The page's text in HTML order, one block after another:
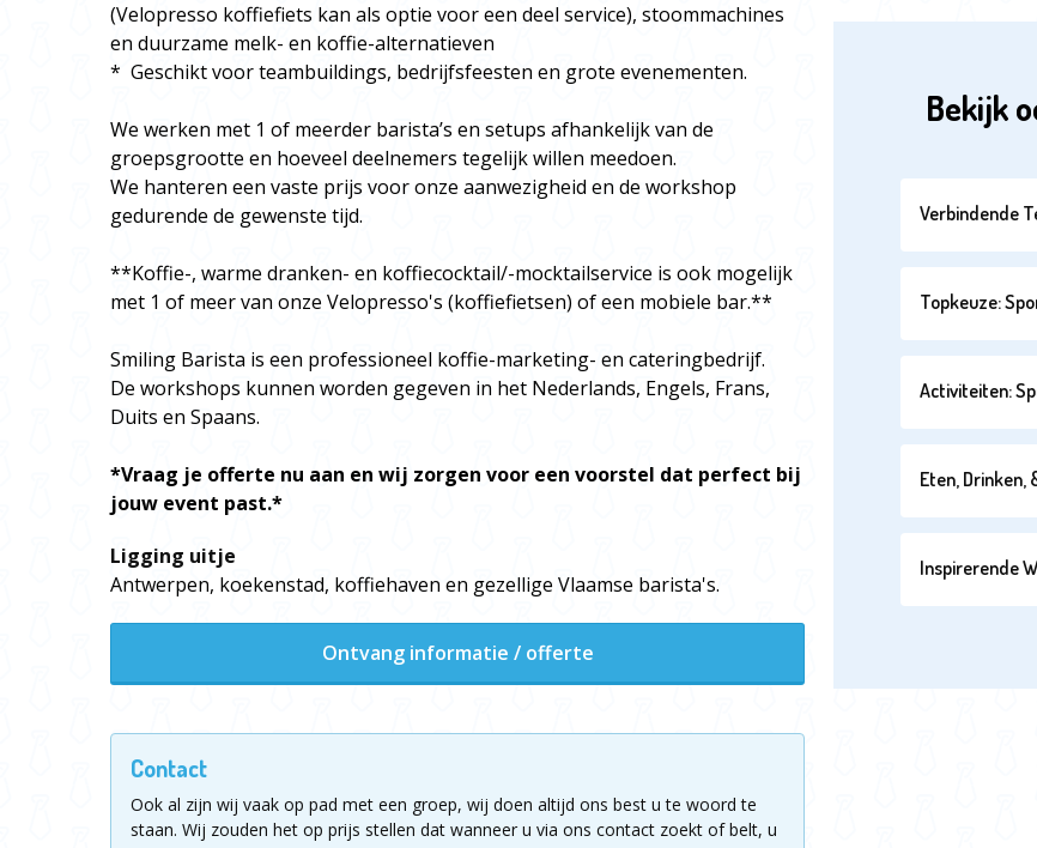
(Velopresso koffiefiets kan als optie voor een deel service), stoommachines
en duurzame melk- en koffie-alternatieven
* Geschikt voor teambuildings, bedrijfsfeesten en grote evenementen.
We werken met 1 of meerder barista’s en setups afhankelijk van de
groepsgrootte en hoeveel deelnemers tegelijk willen meedoen.
We hanteren een vaste prijs voor onze aanwezigheid en de workshop
gedurende de gewenste tijd.
**Koffie-, warme dranken- en koffiecocktail/-mocktailservice is ook mogelijk
met 1 of meer van onze Velopresso's (koffiefietsen) of een mobiele bar.**
Smiling Barista is een professioneel koffie-marketing- en cateringbedrijf.
De workshops kunnen worden gegeven in het Nederlands, Engels, Frans,
Duits en Spaans.
*Vraag je offerte nu aan en wij zorgen voor een voorstel dat perfect bij
jouw event past.*
Ligging uitje
Antwerpen, koekenstad, koffiehaven en gezellige Vlaamse barista's.
Ontvang informatie / offerte
Contact
Ook al zijn wij vaak op pad met een groep, wij doen altijd ons best u te woord te
staan. Wij zouden het op prijs stellen dat wanneer u via ons contact zoekt of belt, u
Bekijk
Verbindende
Topkeuze:
Activiteiten:
Eten, Drinken,
Inspirerende